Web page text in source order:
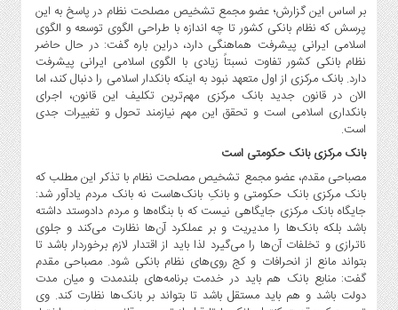
بر اساس این گزارش؛ عضو مجمع تشخیص مصلحت نظام در پاسخ به این
پرسش که نظام بانکی کشور تا چه اندازه با طراحی الگوی توسعه و الگوی
اسلامی ایرانی پیشرفت هماهنگی دارد، دراین باره گفت: در حال حاضر
نظام بانکی کشور تفاوت نسبتاً زیادی با الگوی اسلامی ایرانی پیشرفت
دارد. بانک مرکزی از اول متعهد نبود به اینکه بانکدار اسلامی را دنبال کند، اما
الان در قانون جدید بانک مرکزی مهم‌ترین تکلیف این قانون، اجرای
بانکداری اسلامی است و تحقق این مهم نیازمند تحول و تغییرات جدی
است.
بانک مرکزی بانک حکومتی است
مصباحی مقدم، عضو مجمع تشخیص مصلحت نظام با تذکر این مطلب که
بانک مرکزی بانک حکومتی و بانکِ بانک‌هاست نه بانک مردم یادآور شد:
جایگاه بانک مرکزی جایگاهی نیست که با بنگاه‌ها و مردم دادوستد داشته
باشد بلکه بانک‌ها را مدیریت و بر عملکرد آن‌ها نظارت می‌کند و جلوی
ناترازی و تخلفات آن‌ها را می‌گیرد لذا باید از اقتدار لازم برخوردار باشد تا
بتواند مانع از انحرافات و کج روی‌های نظام بانکی شود. مصباحی مقدم
گفت: منابع بانک هم باید در خدمت برنامه‌های بلندمدت و میان مدت
دولت باشد و هم باید مستقل باشد تا بتواند بر بانک‌ها نظارت کند. وی